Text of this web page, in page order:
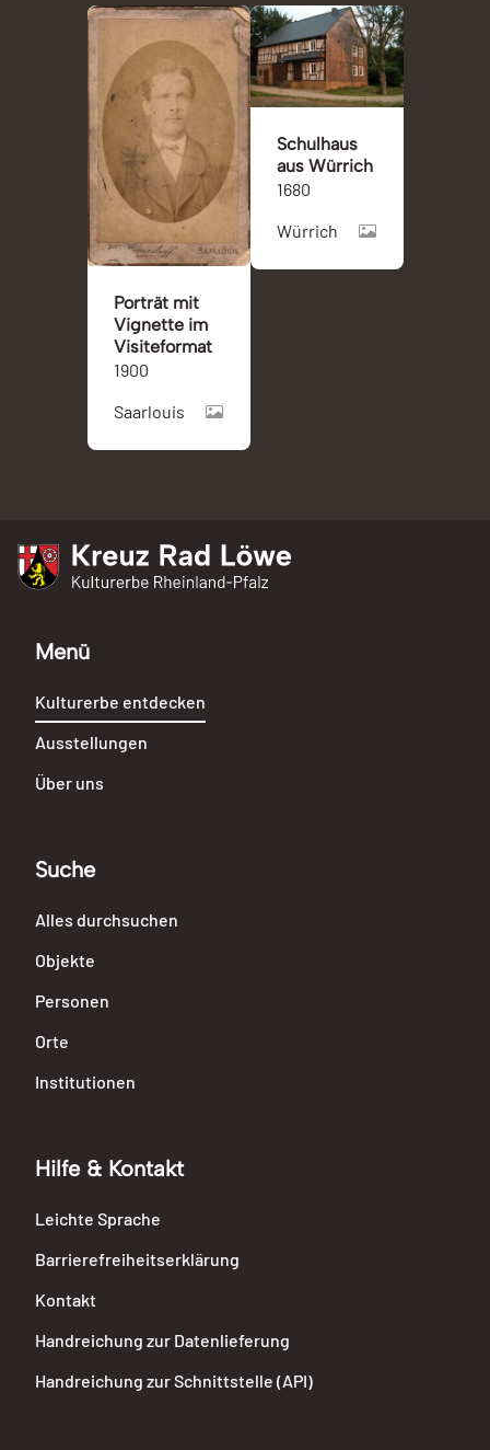
Porträt mit
Vignette im
Visiteformat
1900
Saarlouis
Schulhaus
aus Würrich
1680
Würrich
Menü
Kulturerbe entdecken
Ausstellungen
Über uns
Suche
Alles durchsuchen
Objekte
Personen
Orte
Institutionen
Hilfe & Kontakt
Leichte Sprache
Barrierefreiheitserklärung
Kontakt
Handreichung zur Datenlieferung
Handreichung zur Schnittstelle (API)